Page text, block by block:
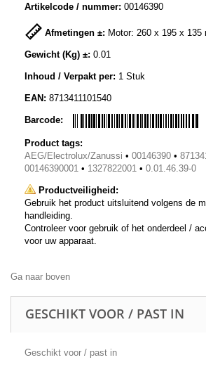
Artikelcode / nummer: 00146390
Afmetingen ±: Motor: 260 x 195 x 135
Gewicht (Kg) ±: 0.01
Inhoud / Verpakt per: 1 Stuk
EAN: 8713411101540
Barcode:
Product tags:
AEG/Electrolux/Zanussi • 00146390 •
00146390001 • 1327822001 • 0.01.46.39-0
Productveiligheid:
Gebruik het product uitsluitend volgens de
handleiding.
Controleer voor gebruik of het onderdeel /
voor uw apparaat.
Ga naar boven
GESCHIKT VOOR / PAST IN
Geschikt voor / past in